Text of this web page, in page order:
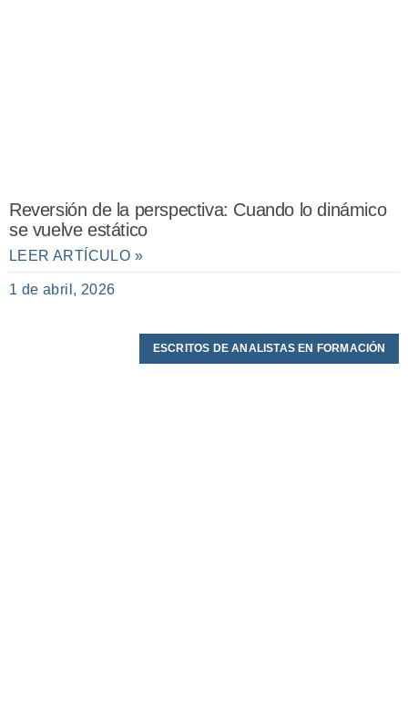
Reversión de la perspectiva: Cuando lo dinámico
se vuelve estático
LEER ARTÍCULO »
1 de abril, 2026
ESCRITOS DE ANALISTAS EN FORMACIÓN